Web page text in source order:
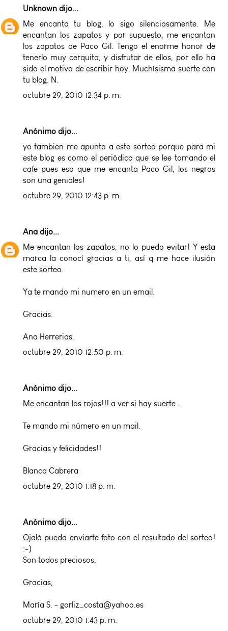
Unknown dijo...
Me encanta tu blog, lo sigo silenciosamente. Me
encantan los zapatos y por supuesto, me encantan
los zapatos de Paco Gil. Tengo el enorme honor de
tenerlo muy cerquita, y disfrutar de ellos, por ello ha
sido el motivo de escribir hoy. Muchísisma suerte con
tu blog. N.
octubre 29, 2010 12:34 p. m.
Anónimo dijo...
yo tambien me apunto a este sorteo porque para mi
este blog es como el periódico que se lee tomando el
cafe pues eso que me encanta Paco Gil, los negros
son una geniales!
octubre 29, 2010 12:43 p. m.
Ana dijo...
Me encantan los zapatos, no lo puedo evitar! Y esta
marca la conocí gracias a ti, así q me hace ilusión
este sorteo.
Ya te mando mi numero en un email.
Gracias.
Ana Herrerias.
octubre 29, 2010 12:50 p. m.
Anónimo dijo...
Me encantan los rojos!!! a ver si hay suerte...
Te mando mi número en un mail.
Gracias y felicidades!!
Blanca Cabrera
octubre 29, 2010 1:18 p. m.
Anónimo dijo...
Ojalá pueda enviarte foto con el resultado del sorteo!
:-)
Son todos preciosos,
Gracias,
María S. - gorliz_costa@yahoo.es
octubre 29, 2010 1:43 p. m.